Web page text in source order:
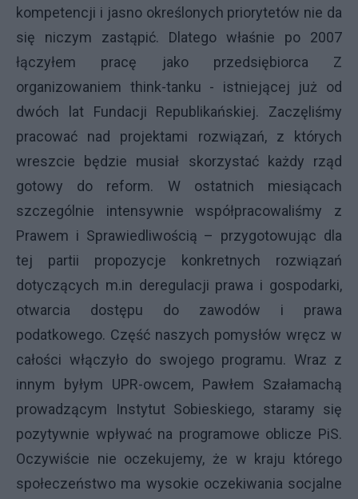
kompetencji i jasno określonych priorytetów nie da
się niczym zastąpić. Dlatego właśnie po 2007
łączyłem pracę jako przedsiębiorca Z
organizowaniem think-tanku -
istniejącej już od
dwóch lat Fundacji Republikańskiej. Zaczęliśmy
pracować nad projektami rozwiązań, z których
wreszcie będzie musiał skorzystać każdy rząd
gotowy do reform. W ostatnich miesiącach
szczególnie intensywnie współpracowaliśmy z
Prawem i Sprawiedliwością – przygotowując dla
tej partii propozycje konkretnych rozwiązań
dotyczących m.in deregulacji prawa i gospodarki,
otwarcia dostępu do zawodów i prawa
podatkowego. Część naszych pomysłów wręcz w
całości włączyło do swojego programu. Wraz z
innym byłym UPR-owcem, Pawłem Szałamachą
prowadzącym Instytut Sobieskiego, staramy się
pozytywnie wpływać na programowe oblicze PiS.
Oczywiście nie oczekujemy, że w kraju którego
społeczeństwo ma wysokie oczekiwania socjalne